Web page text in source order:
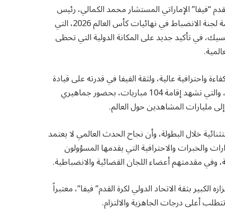
القدم “فيفا” الإماراتي المستشار محمد الكمالي، رئيس
لجنة الانضباط في الاتحاد الدولي لكرة القدم، برئاسة لجنة الانضباط في نهائيات كأس العالم 2026، التي
في تأكيد جديد على المكانة الدولية التي تحظى
واحترافية عالية، ولثقة الفيفا في قدرته على قيادة
أعمال اللجنة خلال النسخة الأكبر في تاريخ البطولة، والتي تشهد إقامة 104 مباريات، بحضور جماهيري
مليارات المشاهدين حول العالم.
خلال البطولة، وأن نجاح الحدث العالمي لا يعتمد
والخبرات والاحترافية التي يقدمها المسؤولون
وفي مقدمتهم أعضاء اللجان القضائية والانضباطية.
بثقة الاتحاد الدولي لكرة القدم” فيفا”، معتبراً
أعلى درجات الجاهزية والالتزام.